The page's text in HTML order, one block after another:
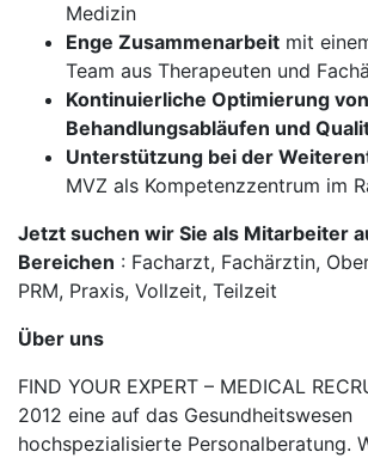
Medizin
Enge Zusammenarbeit mit
Team aus Therapeuten und
Kontinuierliche Optimierung von
Behandlungsabläufen und
Unterstützung bei der
MVZ als Kompetenzzentrum im
Jetzt suchen wir Sie als Mitarbeiter
Bereichen : Facharzt, Fachärztin,
PRM, Praxis, Vollzeit, Teilzeit
Über uns
FIND YOUR EXPERT – MEDICAL
2012 eine auf das Gesundheitswesen
hochspezialisierte Personalberatung.